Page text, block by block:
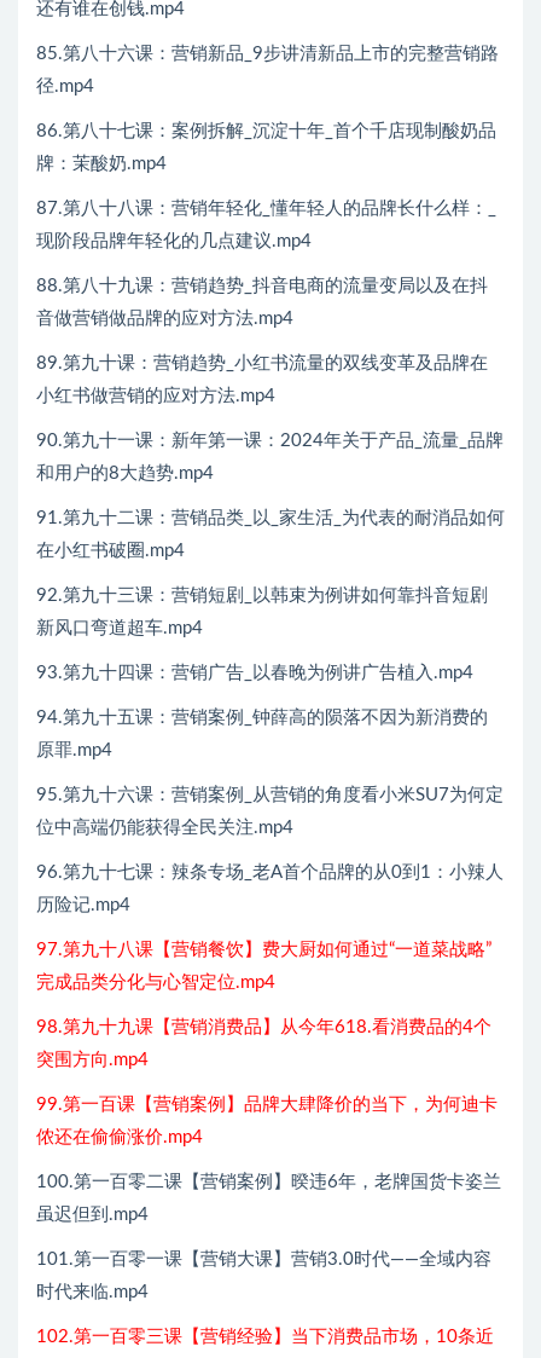
还有谁在创钱.mp4
85.第八十六课：营销新品_9步讲清新品上市的完整营销路
径.mp4
86.第八十七课：案例拆解_沉淀十年_首个千店现制酸奶品
牌：茉酸奶.mp4
87.第八十八课：营销年轻化_懂年轻人的品牌长什么样：_
现阶段品牌年轻化的几点建议.mp4
88.第八十九课：营销趋势_抖音电商的流量变局以及在抖
音做营销做品牌的应对方法.mp4
89.第九十课：营销趋势_小红书流量的双线变革及品牌在
小红书做营销的应对方法.mp4
90.第九十一课：新年第一课：2024年关于产品_流量_品牌
和用户的8大趋势.mp4
91.第九十二课：营销品类_以_家生活_为代表的耐消品如何
在小红书破圈.mp4
92.第九十三课：营销短剧_以韩束为例讲如何靠抖音短剧
新风口弯道超车.mp4
93.第九十四课：营销广告_以春晚为例讲广告植入.mp4
94.第九十五课：营销案例_钟薛高的陨落不因为新消费的
原罪.mp4
95.第九十六课：营销案例_从营销的角度看小米SU7为何定
位中高端仍能获得全民关注.mp4
96.第九十七课：辣条专场_老A首个品牌的从0到1：小辣人
历险记.mp4
97.第九十八课【营销餐饮】费大厨如何通过“一道菜战略”
完成品类分化与心智定位.mp4
98.第九十九课【营销消费品】从今年618.看消费品的4个
突围方向.mp4
99.第一百课【营销案例】品牌大肆降价的当下，为何迪卡
侬还在偷偷涨价.mp4
100.第一百零二课【营销案例】暌违6年，老牌国货卡姿兰
虽迟但到.mp4
101.第一百零一课【营销大课】营销3.0时代——全域内容
时代来临.mp4
102.第一百零三课【营销经验】当下消费品市场，10条近